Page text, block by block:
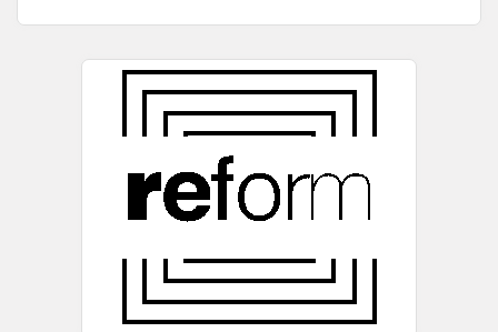
истекот на уставниот рок
Курир
Стојановски: Ова е само првиот чекор, против Исланд мора да
Екипа -+1
Зошто треба да ставите сунѓер во фрижидерот?
Вечерва се активни пожари кај Македонски Брод и Струмица